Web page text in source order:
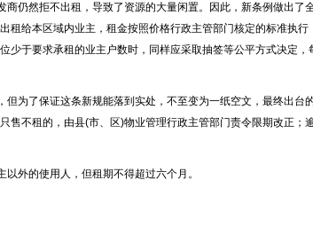
仍然拒不出租，导致了资源的大量闲置。因此，新条例做出了
租给本区域内业主，租金按照价格行政主管部门核定的标准执行
少于要求承租的业主户数时，同样应采取抽签等公平方式决定，
为了保证这条新规能落到实处，不至变为一纸空文，最终出台
售不租的，由县(市、区)物业管理行政主管部门责令限期改正；
外的使用人，但租期不得超过六个月。